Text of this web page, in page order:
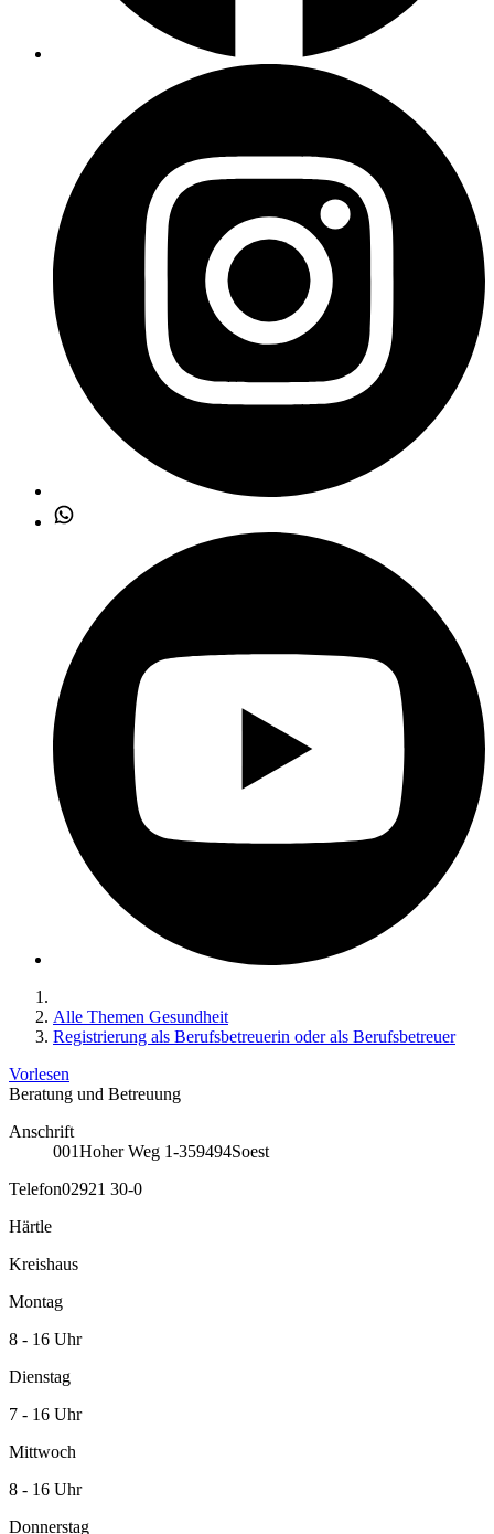
Alle Themen Gesundheit
Registrierung als Berufsbetreuerin oder als Berufsbetreuer
Vorlesen
Beratung und Betreuung
Anschrift
001Hoher Weg 1-359494Soest
Telefon02921 30-0
Härtle
Kreishaus
Montag
8 - 16 Uhr
Dienstag
7 - 16 Uhr
Mittwoch
8 - 16 Uhr
Donnerstag